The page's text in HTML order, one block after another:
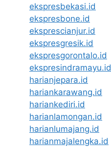
ekspresbekasi.id
ekspresbone.id
eksprescianjur.id
ekspresgresik.id
ekspresgorontalo.id
ekspresindramayu.id
harianjepara.id
hariankarawang.id
hariankediri.id
harianlamongan.id
harianlumajang.id
harianmajalengka.id